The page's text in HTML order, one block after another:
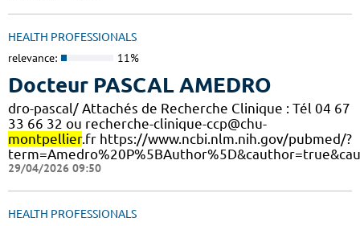
HEALTH PROFESSIONALS
relevance: 11%
Docteur PASCAL AMEDRO
dro-pascal/ Attachés de Recherche Clinique : Tél 04 67
33 66 32 ou recherche-clinique-ccp@chu-
montpellier.fr https://www.ncbi.nlm.nih.gov/pubmed/?
29/04/2026 09:50
HEALTH PROFESSIONALS